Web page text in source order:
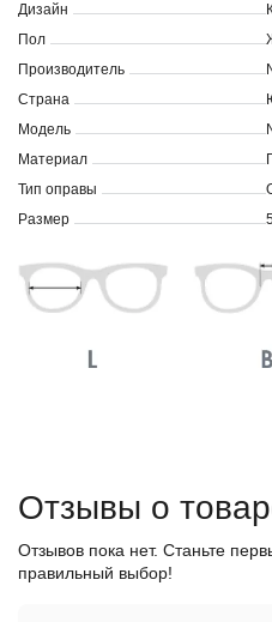
Дизайн
Пол
Производитель
Страна
Модель
Материал
Тип оправы
Размер
Отзывы о
Отзывов пока нет. Станьте
правильный выбор!